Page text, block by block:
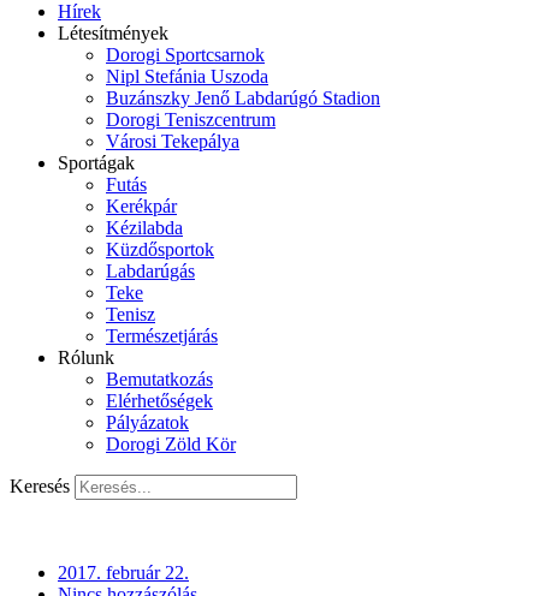
Hírek
Létesítmények
Dorogi Sportcsarnok
Nipl Stefánia Uszoda
Buzánszky Jenő Labdarúgó Stadion
Dorogi Teniszcentrum
Városi Tekepálya
Sportágak
Futás
Kerékpár
Kézilabda
Küzdősportok
Labdarúgás
Teke
Tenisz
Természetjárás
Rólunk
Bemutatkozás
Elérhetőségek
Pályázatok
Dorogi Zöld Kör
Keresés
2017. február 22.